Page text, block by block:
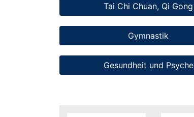
Tai Chi Chuan, Qi Gong
Gymnastik
Gesundheit und Psyche